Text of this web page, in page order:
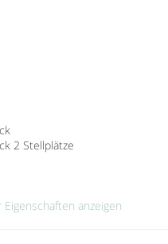
2 Stellplätze
Eigenschaften anzeigen